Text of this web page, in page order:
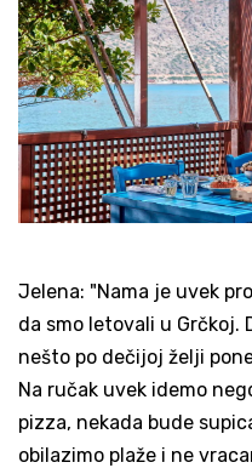
Jelena: "Nama je uvek
da smo letovali u Grčkoj.
nešto po dečijoj želji
Na ručak uvek idemo
pizza, nekada bude
obilazimo plaže i ne